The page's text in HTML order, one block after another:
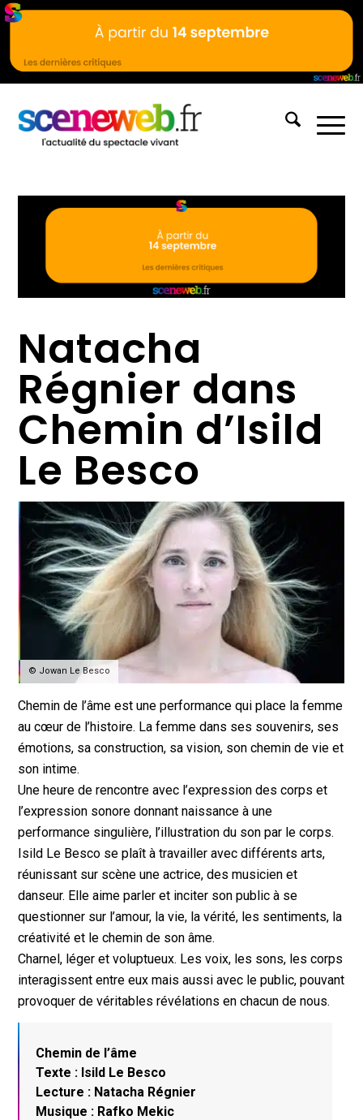
Natacha
Régnier dans
Chemin d’Isild
Le Besco
© Jowan Le Besco
Chemin de l’âme est une performance qui place la femme
au cœur de l’histoire. La femme dans ses souvenirs, ses
émotions, sa construction, sa vision, son chemin de vie et
son intime.
Une heure de rencontre avec l’expression des corps et
l’expression sonore donnant naissance à une
performance singulière, l’illustration du son par le corps.
Isild Le Besco se plaît à travailler avec différents arts,
réunissant sur scène une actrice, des musicien et
danseur. Elle aime parler et inciter son public à se
questionner sur l’amour, la vie, la vérité, les sentiments, la
créativité et le chemin de son âme.
Charnel, léger et voluptueux. Les voix, les sons, les corps
interagissent entre eux mais aussi avec le public, pouvant
provoquer de véritables révélations en chacun de nous.
Chemin de l’âme
Texte : Isild Le Besco
Lecture : Natacha Régnier
Musique : Rafko Mekic